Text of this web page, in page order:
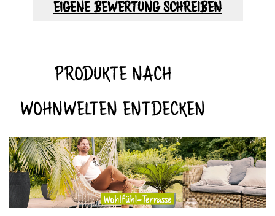
EIGENE BEWERTUNG SCHREIBEN
PRODUKTE NACH
WOHNWELTEN ENTDECKEN